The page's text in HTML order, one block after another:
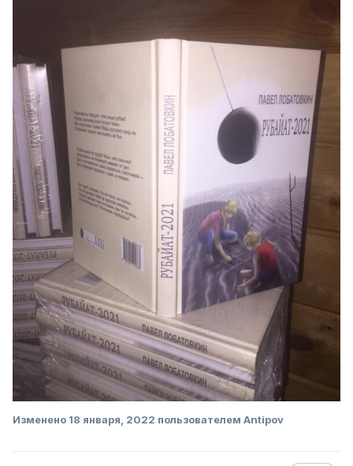
Изменено 18 января, 2022 пользователем Antipov